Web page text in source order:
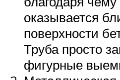
оказывается
поверхности
Труба просто
фигурные